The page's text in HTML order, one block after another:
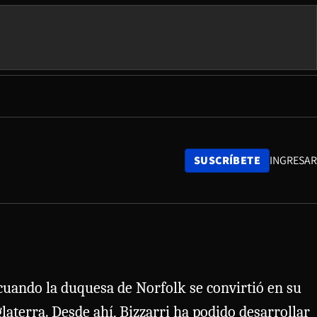
SUSCRÍBETE INGRESAR
la duquesa de Norfolk se convirtió en su
Desde ahí, Bizzarri ha podido desarrollar